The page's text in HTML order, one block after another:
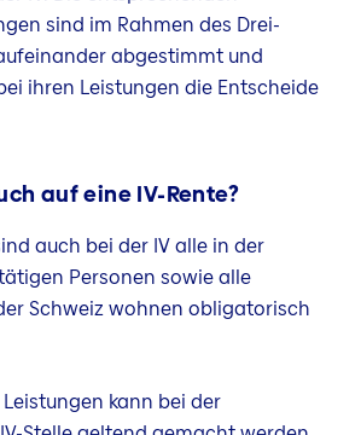
sind im Rahmen des Drei-
abgestimmt und
ihren Leistungen die Entscheide
auf eine IV-Rente?
auch bei der IV alle in der
Personen sowie alle
Schweiz wohnen obligatorisch
kann bei der